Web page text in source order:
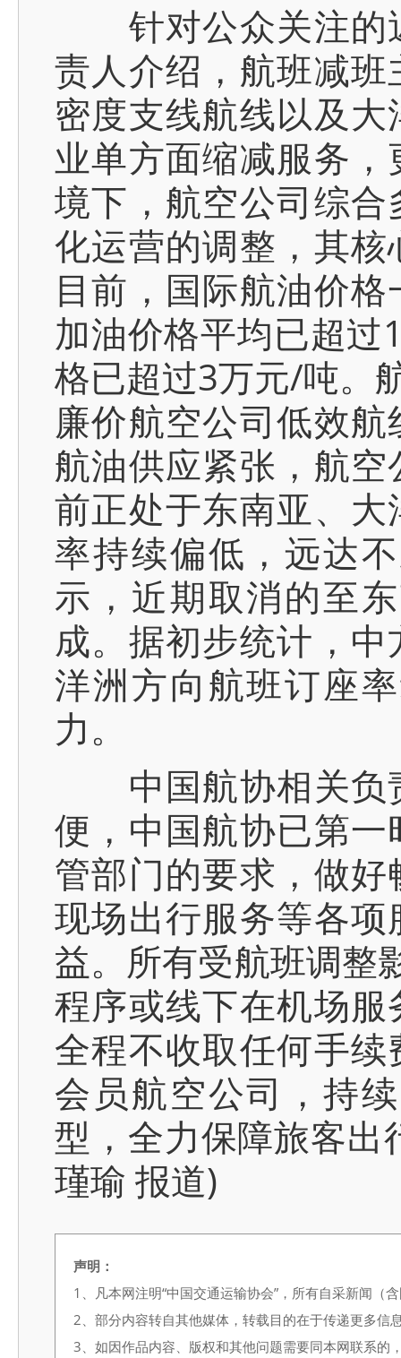
针对公众关注的
责人介绍，航班减
密度支线航线以及
业单方面缩减服务
境下，航空公司综
化运营的调整，其
目前，国际航油价
加油价格平均已超
格已超过3万元/吨。
廉价航空公司低效
航油供应紧张，航
前正处于东南亚、
率持续偏低，远达
示，近期取消的至
成。据初步统计，
洋洲方向航班订座
力。
中国航协相关负
便，中国航协已第
管部门的要求，做
现场出行服务等各
益。所有受航班调整
程序或线下在机场
全程不收取任何手
会员航空公司，持
型，全力保障旅客出
瑾瑜 报道)
声明：
1、凡本网注明“中国交通运输协会”，所有自采新闻（
2、部分内容转自其他媒体，转载目的在于传递更多信
3、如因作品内容、版权和其他问题需要同本网联系